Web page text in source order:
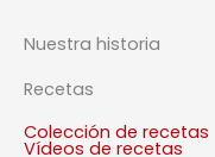
a
r
a
b
k
Nuestra historia
Recetas
Colección de recetas
Vídeos de recetas